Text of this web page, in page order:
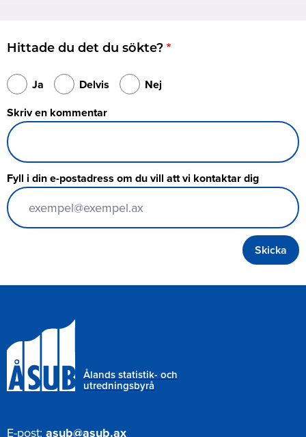
Hittade du det du sökte?
Ja Delvis
Nej
Skriv en kommentar
Fyll i din e-postadress om du vill att vi kontaktar dig
Ålands statistik- och
utredningsbyrå
E-post: asub@asub.ax